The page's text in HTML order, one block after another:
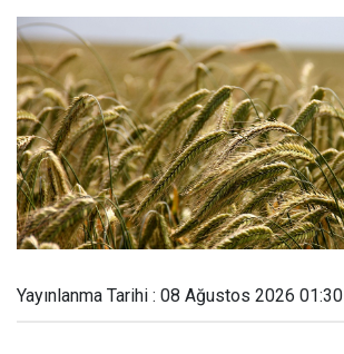
Yayınlanma Tarihi : 08 Ağustos 2026 01:30